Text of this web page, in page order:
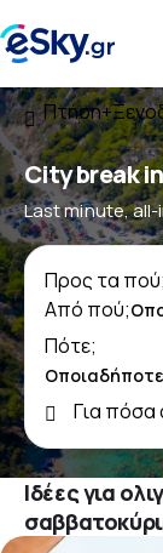
City break
Last minute,
Προς τα πού;
Από πού;
Πότε;
Για πόσα
Ιδέες για